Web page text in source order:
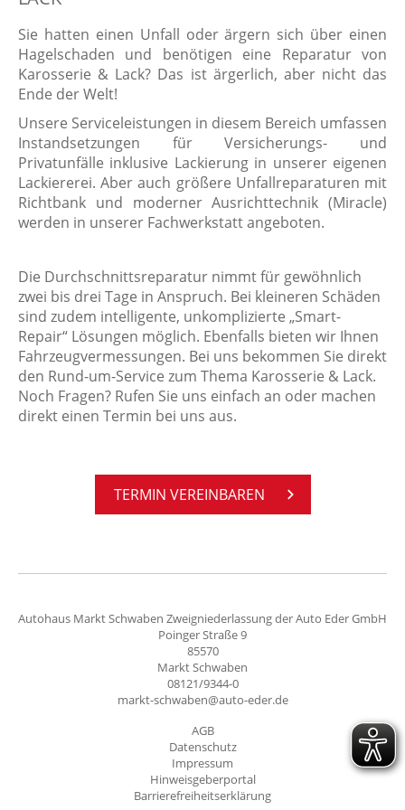
Sie hatten einen Unfall oder ärgern sich über einen
Hagelschaden und benötigen eine Reparatur von
Karosserie & Lack? Das ist ärgerlich, aber nicht das
Ende der Welt!
Unsere Serviceleistungen in diesem Bereich umfassen
Instandsetzungen für Versicherungs- und
Privatunfälle inklusive Lackierung in unserer eigenen
Lackiererei. Aber auch größere Unfallreparaturen mit
Richtbank und moderner Ausrichttechnik (Miracle)
werden in unserer Fachwerkstatt angeboten.
Die Durchschnittsreparatur nimmt für gewöhnlich
zwei bis drei Tage in Anspruch. Bei kleineren Schäden
sind zudem intelligente, unkomplizierte „Smart-
Repair“ Lösungen möglich. Ebenfalls bieten wir Ihnen
Fahrzeugvermessungen. Bei uns bekommen Sie direkt
den Rund-um-Service zum Thema Karosserie & Lack.
Noch Fragen? Rufen Sie uns einfach an oder machen
direkt einen Termin bei uns aus.
TER­MIN VER­EIN­BA­REN
Autohaus Markt Schwaben Zweigniederlassung der Auto Eder GmbH
Poinger Straße 9
85570
Markt Schwaben
08121/9344-0
markt-schwaben@auto-eder.de
AGB
Datenschutz
Impressum
Hinweisgeberportal
Barrierefreiheitserklärung